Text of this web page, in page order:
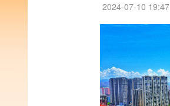
2024-07-10 19:47